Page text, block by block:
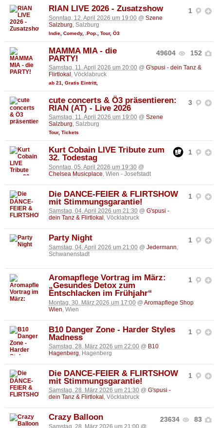
1
RIAN LIVE 2026 - Zusatzshow
Sonntag, 12. April 2026 um 19:00 @ Szene
Salzburg , Salzburg
Indie Comedy, .Pop. Tour, Ö3
49604 152
MAMMA MIA - die
PARTY!
Samstag, 11. April 2026 um 20:00 @ G'spusi - dein Tanz &
Flirtlokal , Vöcklabruck
ab 21 Gratis Eintritt,
3
cute concerts & Ö3 präsentieren:
RIAN (AT) - Live 2026
Samstag, 11. April 2026 um 19:00 @ Szene
Salzburg, Salzburg
Tour, Tickets
1
Kurt Cobain LIVE Tribute zum
32. Todestag
Sonntag, 05. April 2026 um 19:30 @
Chelsea Musicplace, Wien - Josefstadt
1
Die DANCE-FEIER & FLIRTSHOW
mit Stimmungsgarantie!
Samstag, 04. April 2026 um 21:30 @ G'spusi -
dein Tanz & Flirtlokal , Vöcklabruck
1
Party Night
Samstag, 04. April 2026 um 21:00 @ Jedermann
Schwanenstadt
1
Aromapflege Vortrag im März:
„Gesundes Detox zum
Entschlacken im Frühjahr“
Montag, 30. März 2026 um 17:00 @ Aromapflege Shop
Wien , Wien
1
B10 Danger Zone - Harder Styles
Madness
Samstag, 28. März 2026 um 22:00 @ B10
Hagenberg, Hagenberg
1
Die DANCE-FEIER & FLIRTSHOW
mit Stimmungsgarantie!
Samstag, 28. März 2026 um 21:30 @ G'spusi -
dein Tanz & Flirtlokal , Vöcklabruck
23634 83
Crazy Balloon
Samstag, 28. März 2026 um 21:00 @